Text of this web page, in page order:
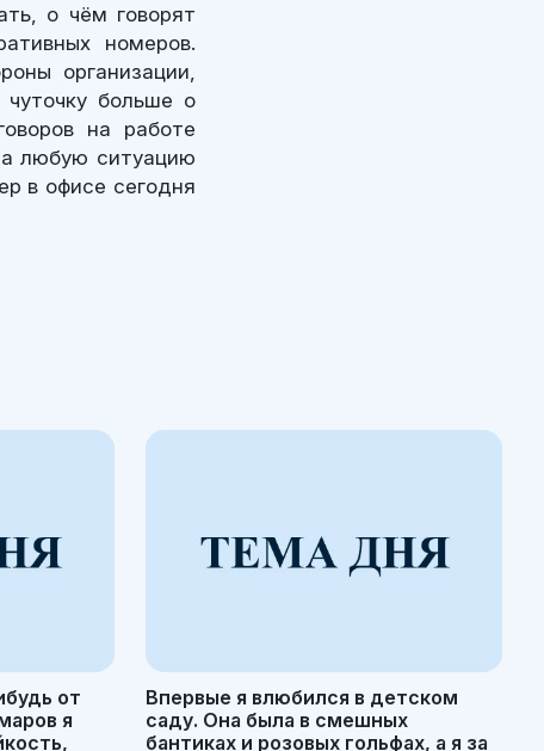
о чём говорят
номеров.
организации,
чуточку больше о
на работе
любую ситуацию
в офисе сегодня
от
я
Впервые я влюбился в детском
саду. Она была в смешных
бантиках и розовых гольфах, а я за